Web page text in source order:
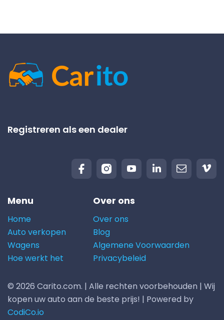
Registreren als een dealer
Menu
Home
Auto verkopen
Wagens
Hoe werkt het
Over ons
Over ons
Blog
Algemene Voorwaarden
Privacybeleid
© 2026 Carito.com. | Alle rechten voorbehouden | Wij
kopen uw auto aan de beste prijs! | Powered by
CodiCo.io